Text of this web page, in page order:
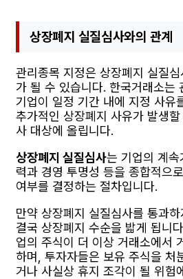
상장폐지 실질심사와의 관계
관리종목 지정은 상장폐지 실질
가 될 수 있습니다. 한국거래소는
기업이 일정 기간 내에 지정 사유
추가적인 상장폐지 사유가 발생
사 대상에 올립니다.
상장폐지 실질심사는 기업의 계
력과 경영 투명성 등을 종합적으
여부를 결정하는 절차입니다.
만약 상장폐지 실질심사를 통과
결국 상장폐지 수순을 밟게 됩니
업의 주식이 더 이상 거래소에서
하며, 투자자들은 보유 주식을 처
거나 사실상 휴지 조각이 될 위험